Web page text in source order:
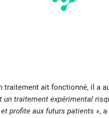
ait fonctionné, il a
un traitement expérimental
profite aux futurs patients »,